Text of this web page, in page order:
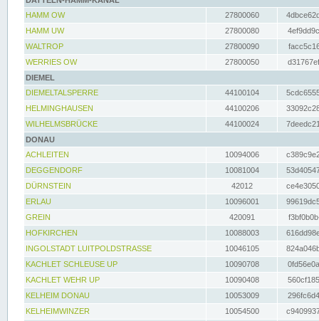
HAMM OW
27800060
HAMM UW
27800080
WALTROP
27800090
WERRIES OW
27800050
DIEMEL
DIEMELTALSPERRE
44100104
HELMINGHAUSEN
44100206
WILHELMSBRÜCKE
44100024
DONAU
ACHLEITEN
10094006
DEGGENDORF
10081004
DÜRNSTEIN
42012
ERLAU
10096001
GREIN
420091
HOFKIRCHEN
10088003
INGOLSTADT LUITPOLDSTRASSE
10046105
KACHLET SCHLEUSE UP
10090708
KACHLET WEHR UP
10090408
KELHEIM DONAU
10053009
KELHEIMWINZER
10054500